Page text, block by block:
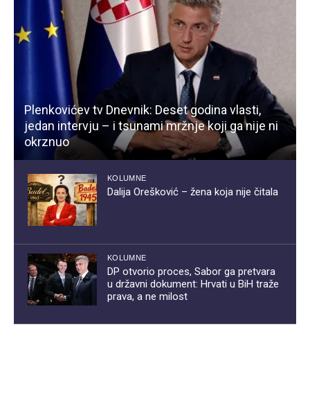
Plenkovićev tv Dnevnik: Deset godina vlasti,
jedan intervju – i tsunami mržnje koji ga nije ni
okrznuo
KOLUMNE
Dalija Orešković – žena koja nije čitala
KOLUMNE
DP otvorio proces, Sabor ga pretvara
u državni dokument: Hrvati u BiH traže
prava, a ne milost